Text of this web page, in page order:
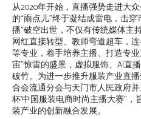
从2020年开始，直播强势走进大
的“雨点儿”终于凝结成雷电，击
播”破空出世，不仅有传统媒体主
网红直接转型、教师弯道超车，
等专业，着手培养主播、打造专
宙”惊雷的盛景，虚拟服饰、AI直
破竹。为进一步推升服装产业直
合会流通分会与天门市人民政府并
杯’中国服装电商时尚主播大赛”
装产业的创新融合发展。